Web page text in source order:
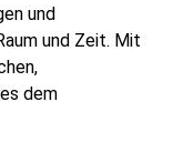
und
und Zeit. Mit
dem